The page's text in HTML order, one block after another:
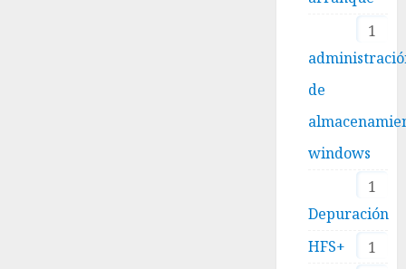
1
de
windows
1
Depuración
1
HFS+